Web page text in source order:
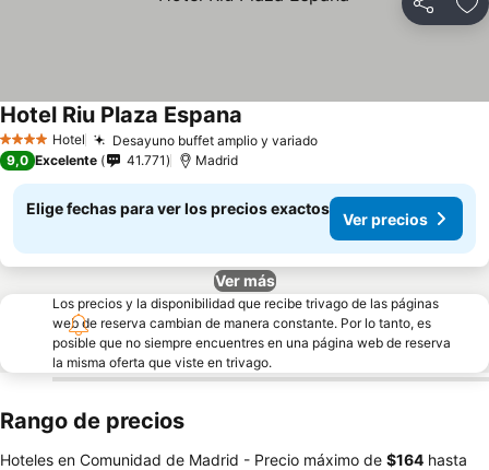
Compartir
4 EstrellasHotel Desayuno buffet amplio y variado
Hotel Riu Plaza Espana
9,0 Excelente 41.771 Madrid
Elige fechas para ver los precios exactos
Ver precios
Ver más
Los precios y la disponibilidad que recibe trivago de las páginas
web de reserva cambian de manera constante. Por lo tanto, es
posible que no siempre encuentres en una página web de reserva
la misma oferta que viste en trivago.
Rango de precios
Hoteles en Comunidad de Madrid - Precio máximo de ‎$164 hasta